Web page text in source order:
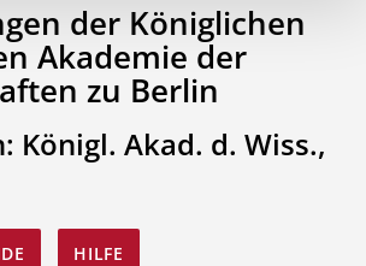
der Königlichen
Akademie der
zu Berlin
Königl. Akad. d. Wiss.,
HILFE